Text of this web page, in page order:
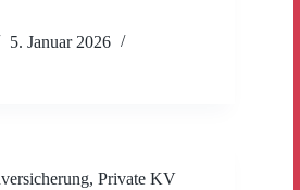
5. Januar 2026
, Private KV